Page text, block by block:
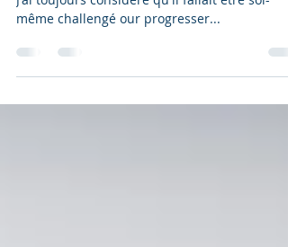
"Coachs & Dirigeants"?
J'ai toujours considéré qu'il fallait être soi-